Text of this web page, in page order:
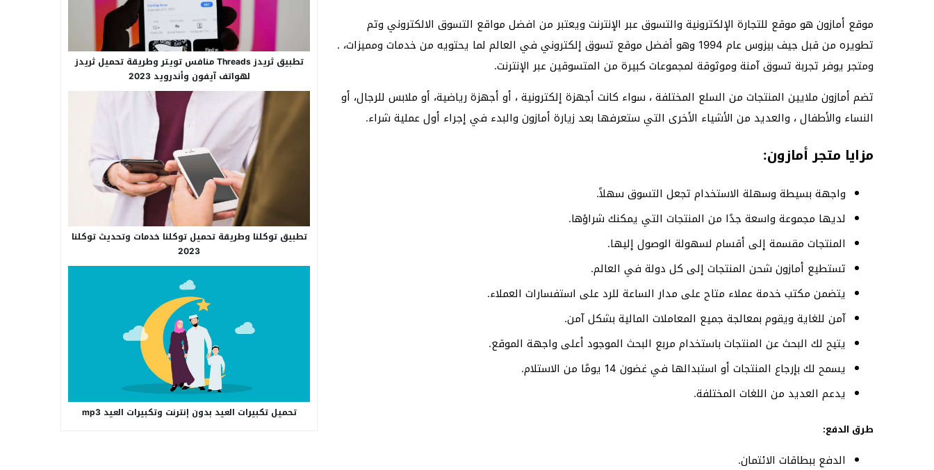
موقع أمازون هو موقع للتجارة الإلكترونية والتسوق عبر الإنترنت ويعتبر من افضل مواقع التسوق الالكتروني وتم
تطويره من قبل جيف بيزوس عام 1994 وهو أفضل موقع تسوق إلكتروني في العالم لما يحتويه من خدمات ومميزات، .
ومتجر يوفر تجربة تسوق آمنة وموثوقة لمجموعات كبيرة من المتسوقين عبر الإنترنت.
تضم أمازون ملايين المنتجات من السلع المختلفة ، سواء كانت أجهزة إلكترونية ، أو أجهزة رياضية، أو ملابس للرجال، أو
النساء والأطفال ، والعديد من الأشياء الأخرى التي ستعرفها بعد زيارة أمازون والبدء في إجراء أول عملية شراء.
مزايا متجر أمازون:
واجهة بسيطة وسهلة الاستخدام تجعل التسوق سهلاً.
لديها مجموعة واسعة جدًا من المنتجات التي يمكنك شراؤها.
المنتجات مقسمة إلى أقسام لسهولة الوصول إليها.
تستطيع أمازون شحن المنتجات إلى كل دولة في العالم.
يتضمن مكتب خدمة عملاء متاح على مدار الساعة للرد على استفسارات العملاء.
آمن للغاية ويقوم بمعالجة جميع المعاملات المالية بشكل آمن.
يتيح لك البحث عن المنتجات باستخدام مربع البحث الموجود أعلى واجهة الموقع.
يسمح لك بإرجاع المنتجات أو استبدالها في غضون 14 يومًا من الاستلام.
يدعم العديد من اللغات المختلفة.
طرق الدفع:
الدفع ببطاقات الائتمان.
تطبيق ثريدز Threads منافس تويتر وطريقة تحميل ثريدز
لهواتف آيفون وأندرويد 2023
تطبيق توكلنا وطريقة تحميل توكلنا خدمات وتحديث توكلنا
2023
تحميل تكبيرات العيد بدون إنترنت وتكبيرات العيد mp3